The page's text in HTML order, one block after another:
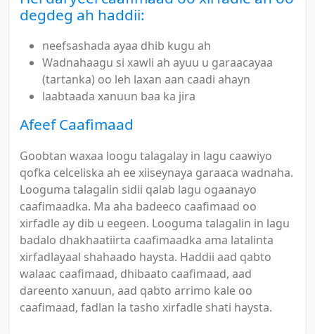
degdeg ah haddii:
neefsashada ayaa dhib kugu ah
Wadnahaagu si xawli ah ayuu u garaacayaa
(tartanka) oo leh laxan aan caadi ahayn
laabtaada xanuun baa ka jira
Afeef Caafimaad
Goobtan waxaa loogu talagalay in lagu caawiyo
qofka celceliska ah ee xiiseynaya garaaca wadnaha.
Looguma talagalin sidii qalab lagu ogaanayo
caafimaadka. Ma aha badeeco caafimaad oo
xirfadle ay dib u eegeen. Looguma talagalin in lagu
badalo dhakhaatiirta caafimaadka ama latalinta
xirfadlayaal shahaado haysta. Haddii aad qabto
walaac caafimaad, dhibaato caafimaad, aad
dareento xanuun, aad qabto arrimo kale oo
caafimaad, fadlan la tasho xirfadle shati haysta.